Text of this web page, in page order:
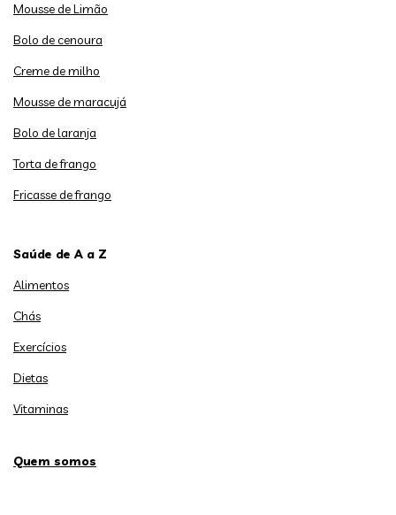
Mousse de Limão
Bolo de cenoura
Creme de milho
Mousse de maracujá
Bolo de laranja
Torta de frango
Fricasse de frango
Saúde de A a Z
Alimentos
Chás
Exercícios
Dietas
Vitaminas
Quem somos